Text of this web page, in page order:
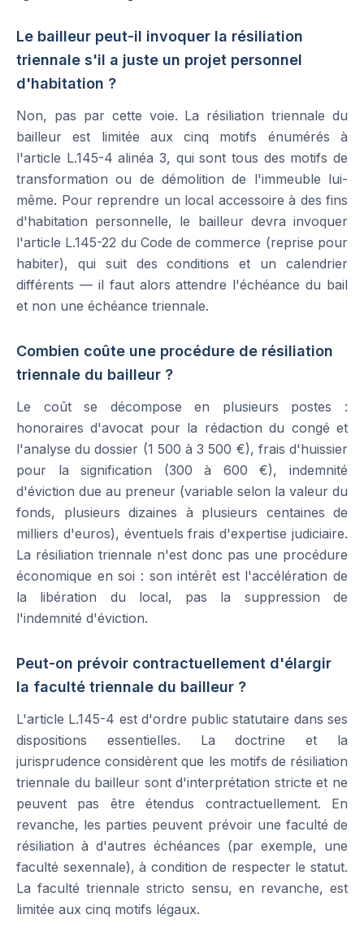
Le bailleur peut-il invoquer la résiliation
triennale s'il a juste un projet personnel
d'habitation ?
Non, pas par cette voie. La résiliation triennale du
bailleur est limitée aux cinq motifs énumérés à
l'article L.145-4 alinéa 3, qui sont tous des motifs de
transformation ou de démolition de l'immeuble lui-
même. Pour reprendre un local accessoire à des fins
d'habitation personnelle, le bailleur devra invoquer
l'article L.145-22 du Code de commerce (reprise pour
habiter), qui suit des conditions et un calendrier
différents — il faut alors attendre l'échéance du bail
et non une échéance triennale.
Combien coûte une procédure de résiliation
triennale du bailleur ?
Le coût se décompose en plusieurs postes :
honoraires d'avocat pour la rédaction du congé et
l'analyse du dossier (1 500 à 3 500 €), frais d'huissier
pour la signification (300 à 600 €), indemnité
d'éviction due au preneur (variable selon la valeur du
fonds, plusieurs dizaines à plusieurs centaines de
milliers d'euros), éventuels frais d'expertise judiciaire.
La résiliation triennale n'est donc pas une procédure
économique en soi : son intérêt est l'accélération de
la libération du local, pas la suppression de
l'indemnité d'éviction.
Peut-on prévoir contractuellement d'élargir
la faculté triennale du bailleur ?
L'article L.145-4 est d'ordre public statutaire dans ses
dispositions essentielles. La doctrine et la
jurisprudence considèrent que les motifs de résiliation
triennale du bailleur sont d'interprétation stricte et ne
peuvent pas être étendus contractuellement. En
revanche, les parties peuvent prévoir une faculté de
résiliation à d'autres échéances (par exemple, une
faculté sexennale), à condition de respecter le statut.
La faculté triennale stricto sensu, en revanche, est
limitée aux cinq motifs légaux.